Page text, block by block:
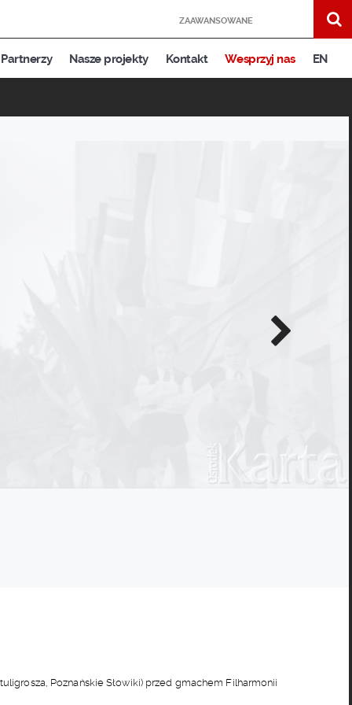
ZAAWANSOWANE
Partnerzy Nasze projekty Kontakt Wesprzyj nas EN
Następne
zdjęcie
Poznańskie Słowiki) przed gmachem Filharmonii